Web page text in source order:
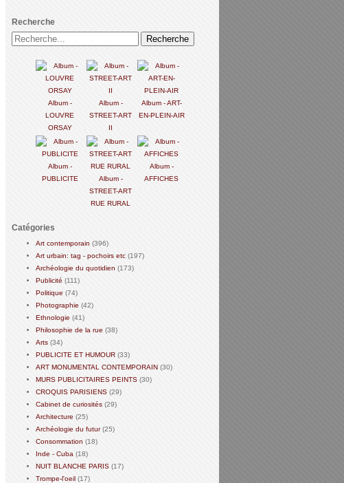
Recherche
Album -
LOUVRE
ORSAY
Album -
STREET-ART
II
Album - ART-
EN-PLEIN-AIR
Album -
PUBLICITE
Album -
STREET-ART
RUE RURAL
Album -
AFFICHES
Catégories
Art contemporain (396)
Art urbain: tag - pochoirs etc (197)
Archéologie du quotidien (173)
Publicité (111)
Politique (74)
Photographie (42)
Ethnologie (41)
Philosophie de la rue (38)
Arts (34)
PUBLICITE ET HUMOUR (33)
ART MONUMENTAL CONTEMPORAIN (30)
MURS PUBLICITAIRES PEINTS (30)
CROQUIS PARISIENS (29)
Cabinet de curiosités (29)
Architecture (25)
Archéologie du futur(25)
Consommation (18)
Inde - Cuba (18)
NUIT BLANCHE PARIS (17)
Trompe-l'oeil (17)